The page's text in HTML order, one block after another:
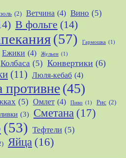
(2) Ветчина (4) Вино (5)
В фольге (14)
(57) Гармошка (1)
Ежики (4) Жульен (1)
Колбаса (5) Конвертики (6)
(11) Люля-кебаб (4)
противне(45)
(5) Омлет (4) Пиво (1) Рис (2)
(3) Сметана (17)
(53) Тефтели (5)
Яйца (16)